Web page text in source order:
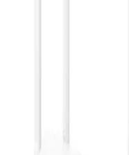
Airstorr USB 3.0
Yüksek Hızlı ve
Airstorr USB 3.0 Wi-Fi 6
bağlantı ve gelişmiş
Homatics Box R 4K
Yüksek
Homatics Box R 4K Plus,